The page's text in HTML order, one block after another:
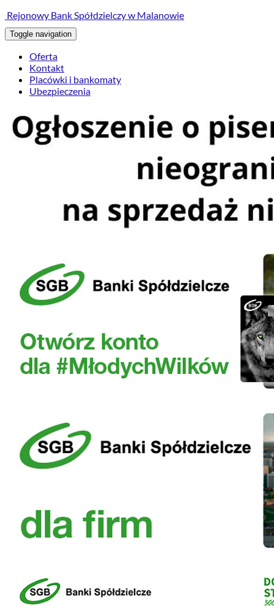
Rejonowy Bank Spółdzielczy w Malanowie
Toggle navigation
Oferta
Kontakt
Placówki i bankomaty
Ubezpieczenia